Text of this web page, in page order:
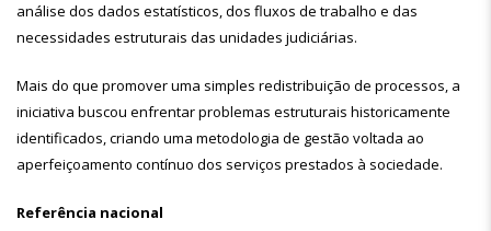
análise dos dados estatísticos, dos fluxos de trabalho e das
necessidades estruturais das unidades judiciárias.
Mais do que promover uma simples redistribuição de processos, a
iniciativa buscou enfrentar problemas estruturais historicamente
identificados, criando uma metodologia de gestão voltada ao
aperfeiçoamento contínuo dos serviços prestados à sociedade.
Referência nacional